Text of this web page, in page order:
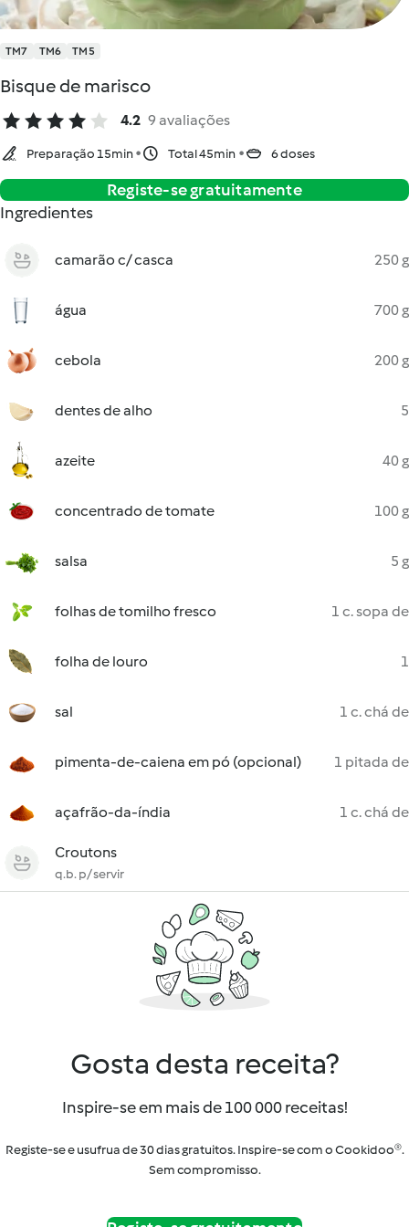
TM7 TM6 TM5
Bisque de marisco
4.2 9 avaliações
Preparação 15min Total 45min 6 doses
Registe-se gratuitamente
Ingredientes
camarão c/ casca 250 g
água 700 g
cebola 200 g
dentes de alho 5
azeite 40 g
concentrado de tomate 100 g
salsa 5 g
folhas de tomilho fresco 1 c. sopa de
folha de louro 1
sal 1 c. chá de
pimenta-de-caiena em pó (opcional) 1 pitada de
açafrão-da-índia 1 c. chá de
Croutons
q.b. p/ servir
Gosta desta receita?
Inspire-se em mais de 100 000 receitas!
Registe-se e usufrua de 30 dias gratuitos. Inspire-se com o Cookidoo®.
Sem compromisso.